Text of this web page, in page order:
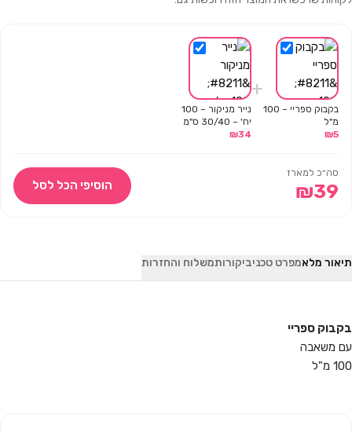
בקבוק ספריי – 100
מ"ל
₪5
+
נייר מניקור – 100
יח' – 30/40 ס"מ
₪34
סה״כ למארז
₪39 הוסיפי הכל לסל
תיאור מלאמפרט טכניביקורותמשלוח והחזרות
בקבוק ספריי
עם משאבה
100 מ"ל